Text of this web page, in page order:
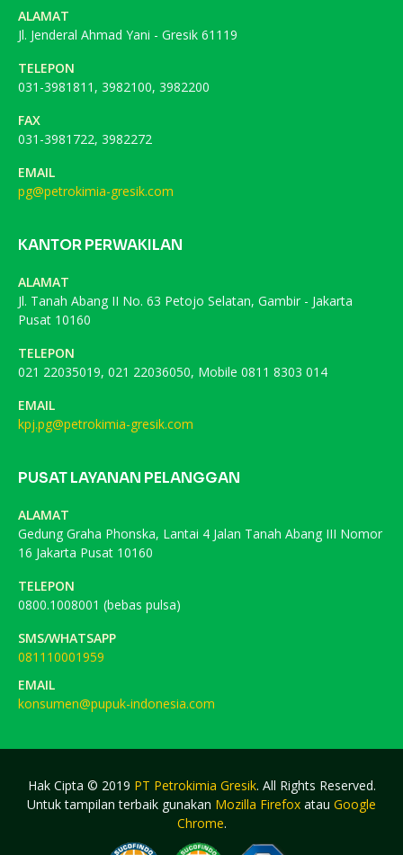
ALAMAT
Jl. Jenderal Ahmad Yani - Gresik 61119
TELEPON
031-3981811, 3982100, 3982200
FAX
031-3981722, 3982272
EMAIL
pg@petrokimia-gresik.com
KANTOR PERWAKILAN
ALAMAT
Jl. Tanah Abang II No. 63 Petojo Selatan, Gambir - Jakarta
Pusat 10160
TELEPON
021 22035019, 021 22036050, Mobile 0811 8303 014
EMAIL
kpj.pg@petrokimia-gresik.com
PUSAT LAYANAN PELANGGAN
ALAMAT
Gedung Graha Phonska, Lantai 4 Jalan Tanah Abang III Nomor
16 Jakarta Pusat 10160
TELEPON
0800.1008001 (bebas pulsa)
SMS/WHATSAPP
081110001959
EMAIL
konsumen@pupuk-indonesia.com
Hak Cipta © 2019 PT Petrokimia Gresik. All Rights Reserved.
Untuk tampilan terbaik gunakan Mozilla Firefox atau Google
Chrome.